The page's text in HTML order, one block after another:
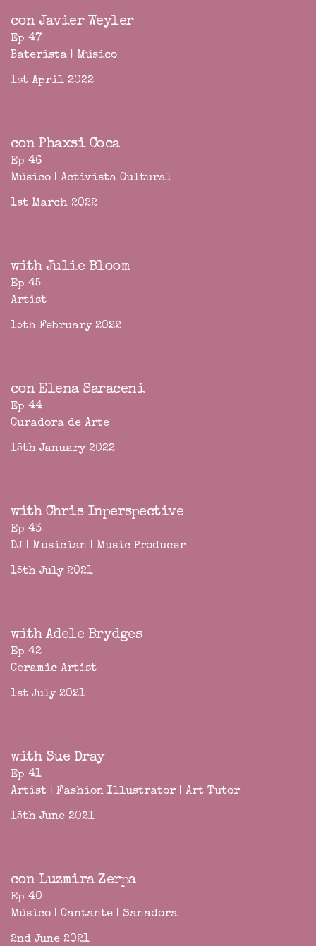
con Javier Weyler
Ep 47
Baterista | Músico
1st April 2022
con Phaxsi Coca
Ep 46
Músico | Activista Cultural
1st March 2022
with Julie Bloom
Ep 45
Artist
15th February 2022
con Elena Saraceni
Ep 44
Curadora de Arte
15th January 2022
with Chris Inperspective
Ep 43
DJ | Musician | Music Producer
15th July 2021
with Adele Brydges
Ep 42
Ceramic Artist
1st July 2021
with Sue Dray
Ep 41
Artist | Fashion Illustrator | Art Tutor
15th June 2021
con Luzmira Zerpa
Ep 40
Músico | Cantante | Sanadora
2nd June 2021